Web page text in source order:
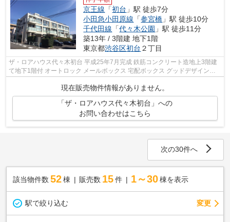
京王線 「初台 」駅 徒歩7分
小田急小田原線 「参宮橋 」駅 徒歩10分
千代田線 「代々木公園 」駅 徒歩11分
築13年 / 3階建 地下1階
東京都渋谷区初台 ２丁目
ザ・ロアハウス代々木初台 平成25年7月完成 鉄筋コンクリート造地上3階建
て地下1階付 オートロック メールボックス 宅配ボックス グッドデザイン賞
現在販売物件情報がありません。
「ザ・ロアハウス代々木初台」への
お問い合わせはこちら
次の30件へ
該当物件数 52棟 販売数 15 件 1～30 棟を表示
駅で絞り込む 変更